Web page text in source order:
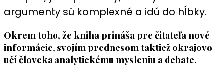
argumenty sú komplexné a idú do hĺbky.
Okrem toho, že kniha prináša pre čitateľa nové
informácie, svojím prednesom taktiež okrajovo
učí človeka analytickému mysleniu a debate.